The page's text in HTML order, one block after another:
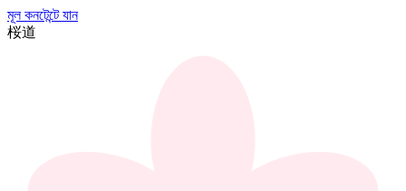
মূল কনটেন্টে যান
桜道